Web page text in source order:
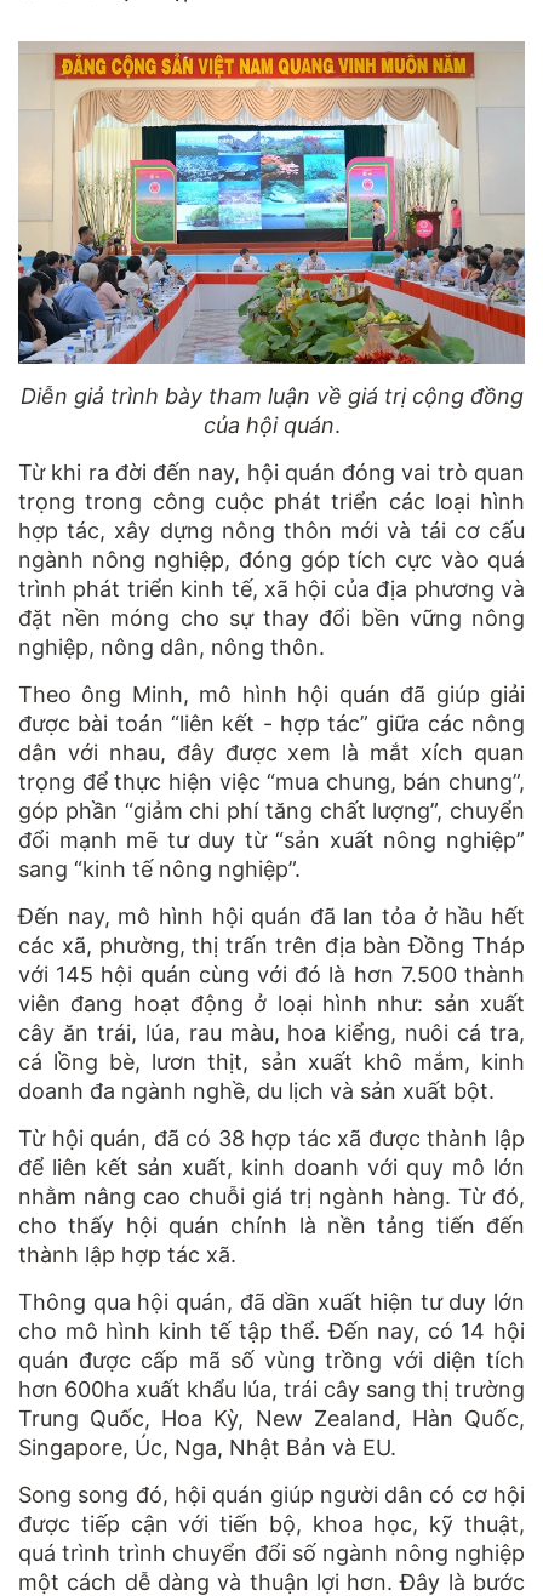
Diễn giả trình bày tham luận về giá trị cộng đồng
của hội quán.
Từ khi ra đời đến nay, hội quán đóng vai trò quan
trọng trong công cuộc phát triển các loại hình
hợp tác, xây dựng nông thôn mới và tái cơ cấu
ngành nông nghiệp, đóng góp tích cực vào quá
trình phát triển kinh tế, xã hội của địa phương và
đặt nền móng cho sự thay đổi bền vững nông
nghiệp, nông dân, nông thôn.
Theo ông Minh, mô hình hội quán đã giúp giải
được bài toán “liên kết - hợp tác” giữa các nông
dân với nhau, đây được xem là mắt xích quan
trọng để thực hiện việc “mua chung, bán chung”,
góp phần “giảm chi phí tăng chất lượng”, chuyển
đổi mạnh mẽ tư duy từ “sản xuất nông nghiệp”
sang “kinh tế nông nghiệp”.
Đến nay, mô hình hội quán đã lan tỏa ở hầu hết
các xã, phường, thị trấn trên địa bàn Đồng Tháp
với 145 hội quán cùng với đó là hơn 7.500 thành
viên đang hoạt động ở loại hình như: sản xuất
cây ăn trái, lúa, rau màu, hoa kiểng, nuôi cá tra,
cá lồng bè, lươn thịt, sản xuất khô mắm, kinh
doanh đa ngành nghề, du lịch và sản xuất bột.
Từ hội quán, đã có 38 hợp tác xã được thành lập
để liên kết sản xuất, kinh doanh với quy mô lớn
nhằm nâng cao chuỗi giá trị ngành hàng. Từ đó,
cho thấy hội quán chính là nền tảng tiến đến
thành lập hợp tác xã.
Thông qua hội quán, đã dần xuất hiện tư duy lớn
cho mô hình kinh tế tập thể. Đến nay, có 14 hội
quán được cấp mã số vùng trồng với diện tích
hơn 600ha xuất khẩu lúa, trái cây sang thị trường
Trung Quốc, Hoa Kỳ, New Zealand, Hàn Quốc,
Singapore, Úc, Nga, Nhật Bản và EU.
Song song đó, hội quán giúp người dân có cơ hội
được tiếp cận với tiến bộ, khoa học, kỹ thuật,
quá trình trình chuyển đổi số ngành nông nghiệp
một cách dễ dàng và thuận lợi hơn. Đây là bước